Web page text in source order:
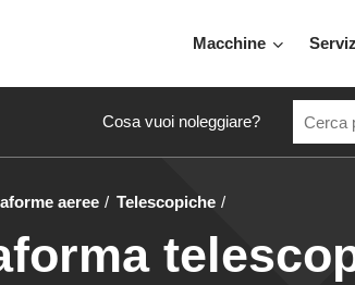
Macchine
Cosa vuoi noleggiare?
aeree Telescopiche